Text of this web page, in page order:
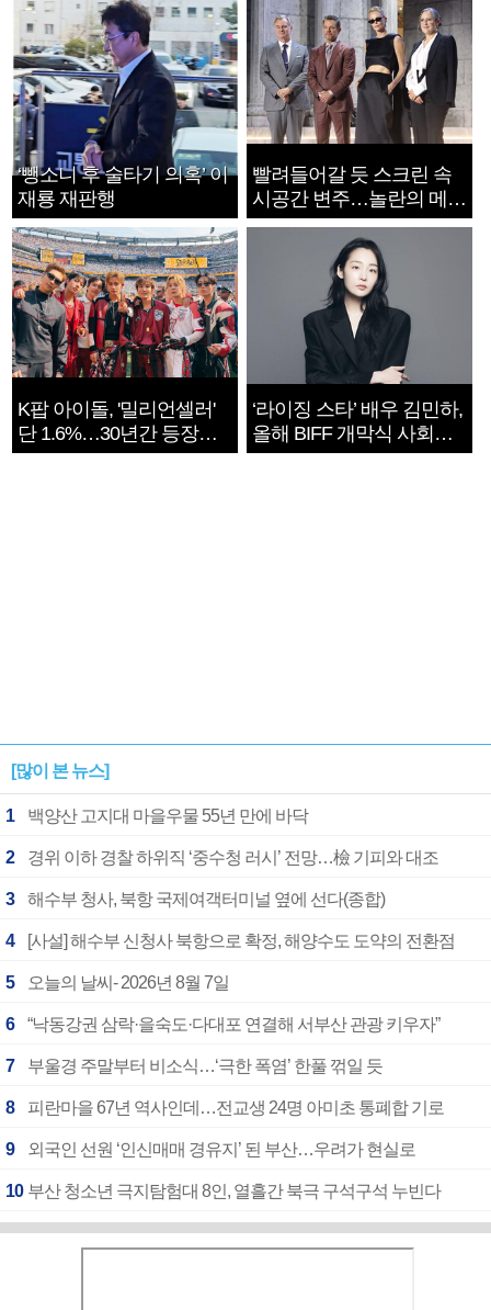
‘뺑소니 후 술타기 의혹’ 이
재룡 재판행
빨려들어갈 듯 스크린 속
시공간 변주…놀란의 메시
지는 ‘전쟁 속죄’
K팝 아이돌, '밀리언셀러'
단 1.6%…30년간 등장
1182개팀 전수조사
‘라이징 스타’ 배우 김민하,
올해 BIFF 개막식 사회자
확정
[많이 본 뉴스]
1 백양산 고지대 마을우물 55년 만에 바닥
2 경위 이하 경찰 하위직 ‘중수청 러시’ 전망…檢 기피와 대조
3 해수부 청사, 북항 국제여객터미널 옆에 선다(종합)
4 [사설] 해수부 신청사 북항으로 확정, 해양수도 도약의 전환점
5 오늘의 날씨- 2026년 8월 7일
6 “낙동강권 삼락·을숙도·다대포 연결해 서부산 관광 키우자”
7 부울경 주말부터 비소식…‘극한 폭염’ 한풀 꺾일 듯
8 피란마을 67년 역사인데…전교생 24명 아미초 통폐합 기로
9 외국인 선원 ‘인신매매 경유지’ 된 부산…우려가 현실로
10 부산 청소년 극지탐험대 8인, 열흘간 북극 구석구석 누빈다